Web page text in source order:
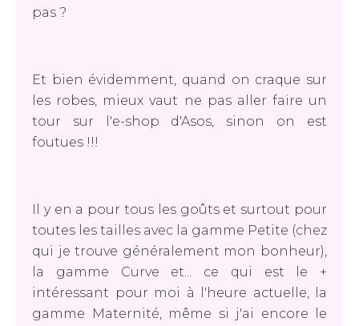
pas ?
Et bien évidemment, quand on craque sur
les robes, mieux vaut ne pas aller faire un
tour sur l'e-shop d'Asos, sinon on est
foutues !!!
Il y en a pour tous les goûts et surtout pour
toutes les tailles avec la gamme Petite (chez
qui je trouve généralement mon bonheur),
la gamme Curve et... ce qui est le +
intéressant pour moi à l'heure actuelle, la
gamme Maternité, même si j'ai encore le